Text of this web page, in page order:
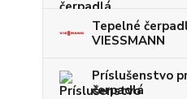
Tepelné
VIESSMANN
Príslušenstvo
čerpadlá